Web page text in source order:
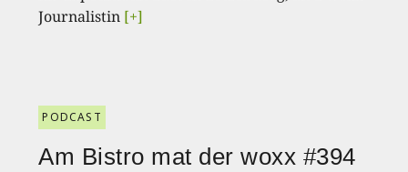
Journalistin [+]
PODCAST
Am Bistro mat der woxx #394